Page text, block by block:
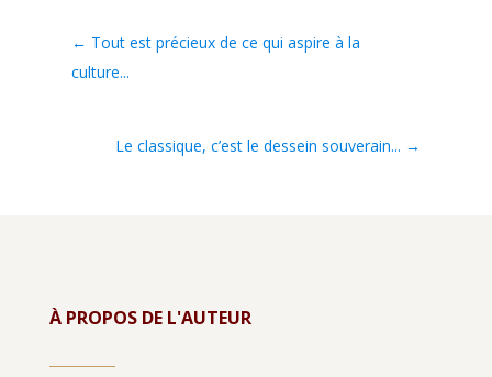
← Tout est précieux de ce qui aspire à la
culture...
Le classique, c’est le dessein souverain... →
À PROPOS DE L'AUTEUR